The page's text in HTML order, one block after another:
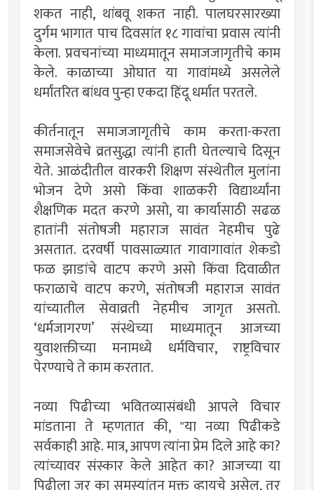
शकत नाही, थांबवू शकत नाही. पालघरसारख्या
दुर्गम भागात पाच दिवसांत १८ गावांचा प्रवास त्यांनी
केला. प्रवचनांच्या माध्यमातून समाजजागृतीचे काम
केले. काळाच्या ओघात या गावांमध्ये असलेले
धर्मांतरित बांधव पुन्हा एकदा हिंदू धर्मात परतले.
कीर्तनातून समाजजागृतीचे काम करता-करता
समाजसेवेचे व्रतसुद्धा त्यांनी हाती घेतल्याचे दिसून
येते. आळंदीतील वारकरी शिक्षण संस्थेतील मुलांना
भोजन देणे असो किंवा शाळकरी विद्यार्थ्यांना
शैक्षणिक मदत करणे असो, या कार्यासाठी सढळ
हातांनी संतोषजी महाराज सावंत नेहमीच पुढे
असतात. दरवर्षी पावसाळ्यात गावागावांत शेकडो
फळ झाडांचे वाटप करणे असो किंवा दिवाळीत
फराळाचे वाटप करणे, संतोषजी महाराज सावंत
यांच्यातील सेवाव्रती नेहमीच जागृत असतो.
‘धर्मजागरण’ संस्थेच्या माध्यमातून आजच्या
युवाशक्तीच्या मनामध्ये धर्मविचार, राष्ट्रविचार
पेरण्याचे ते काम करतात.
नव्या पिढीच्या भवितव्यासंबंधी आपले विचार
मांडताना ते म्हणतात की, "या नव्या पिढीकडे
सर्वकाही आहे. मात्र, आपण त्यांना प्रेम दिले आहे का?
त्यांच्यावर संस्कार केले आहेत का? आजच्या या